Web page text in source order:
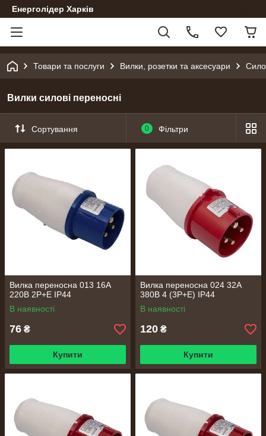
Енерголідер Харків
Товари та послуги Вилки, розетки та аксесуари
Вилки силові переносні
Сортування 0 Фільтри
Вилка переносна 013 16А
220В 2Р+Е IP44
В наявності
76 ₴
Купити
Вилка переносна 024 32А
380В 4 (3P+E) IP44
В наявності
120 ₴
Купити